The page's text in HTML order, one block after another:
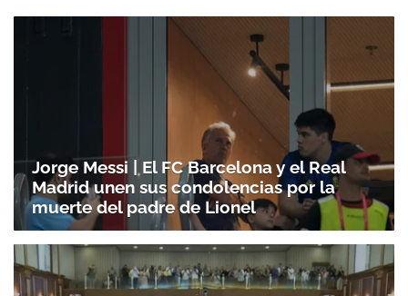
Jorge Messi | El FC Barcelona y el Real
Madrid unen sus condolencias por la
muerte del padre de Lionel